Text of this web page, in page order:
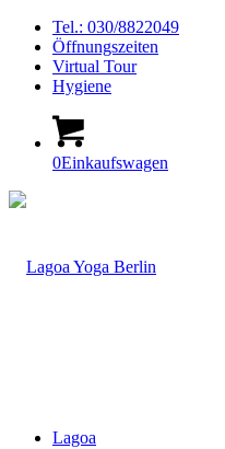
Tel.: 030/8822049
Öffnungszeiten
Virtual Tour
Hygiene
0Einkaufswagen
Lagoa